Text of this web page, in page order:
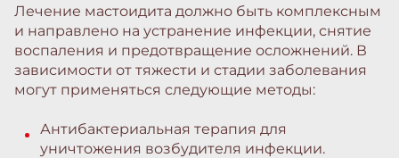
Лечение мастоидита должно быть комплексным
и направлено на устранение инфекции, снятие
воспаления и предотвращение осложнений. В
зависимости от тяжести и стадии заболевания
могут применяться следующие методы:
Антибактериальная терапия для
уничтожения возбудителя инфекции.